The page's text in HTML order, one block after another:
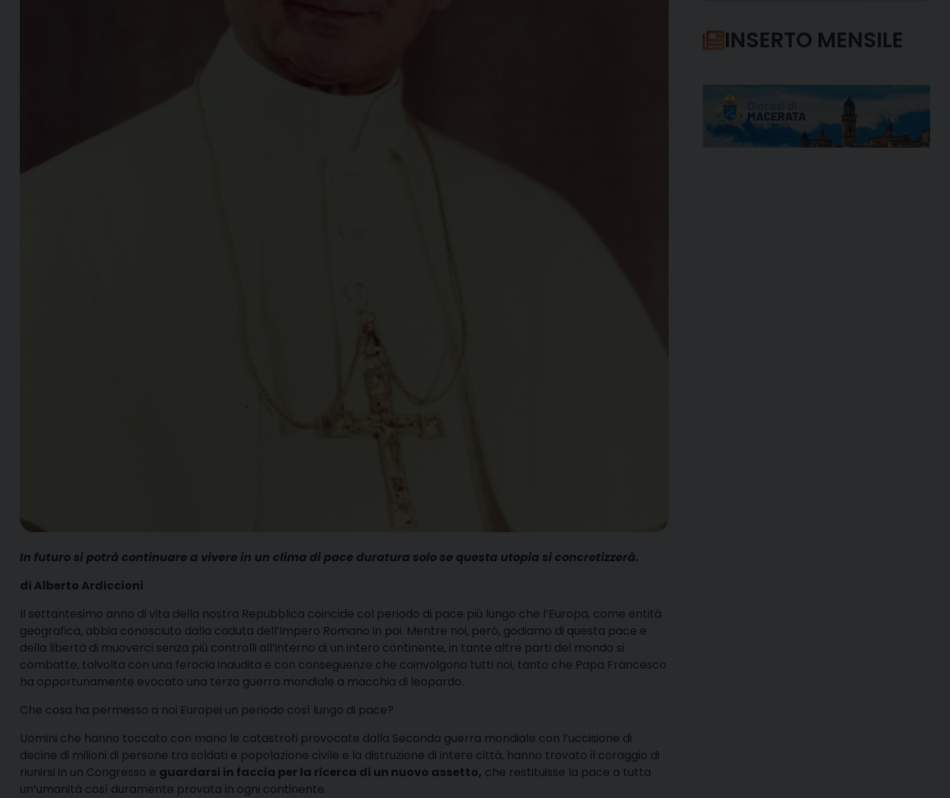
In futuro si potrà continuare a vivere in un clima di pace duratura solo se questa utopia si concretizzerà.
di Alberto Ardiccioni
Il settantesimo anno di vita della nostra Repubblica coincide col periodo di pace più lungo che l’Europa, come entità
geografica, abbia conosciuto dalla caduta dell’Impero Romano in poi. Mentre noi, però, godiamo di questa pace e
della libertà di muoverci senza più controlli all’interno di un intero continente, in tante altre parti del mondo si
combatte, talvolta con una ferocia inaudita e con conseguenze che coinvolgono tutti noi, tanto che Papa Francesco
ha opportunamente evocato una terza guerra mondiale a macchia di leopardo.
Che cosa ha permesso a noi Europei un periodo così lungo di pace?
Uomini che hanno toccato con mano le catastrofi provocate dalla Seconda guerra mondiale con l’uccisione di
decine di milioni di persone tra soldati e popolazione civile e la distruzione di intere città, hanno trovato il coraggio di
riunirsi in un Congresso e guardarsi in faccia per la ricerca di un nuovo assetto, che restituisse la pace a tutta
un’umanità così duramente provata in ogni continente.
INSERTO MENSILE